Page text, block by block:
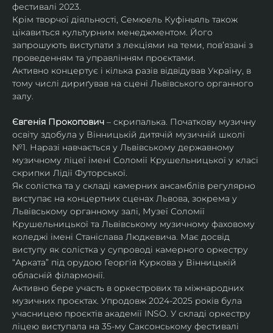
фестивалі 2023.
Крім творчої діяльності, Семюель Куфіньяль також
цікавиться культурним менеджментом. Його
запрошують виступати з лекціями на теми, пов’язані з
проведенням та управлінням проєктами.
Активно концертує і кілька разів відвідував Україну, в
тому числі дириґував на сцені Львівського органного
залу.
Євгенія Прокопович – скрипалька. Початкову музичну
освіту здобула у Вінницькій дитячій музичній школі
№1. Наразі навчається у Львівському державному
музичному ліцеї імені Соломії Крушельницької у класі
скрипки Лідії Футорської.
Як солістка та у складі камерних ансамблів регулярно
виступає на концертних сценах Львова, зокрема у
Львівському органному залі, Музеї Соломії
Крушельницької та Львівському музичному фаховому
коледжі імені Станіслава Людкевича. Має досвід
виступу як солістка у супроводі камерного оркестру
“Арката” під орудою Георгія Куркова у Вінницькій
обласній філармонії.
Активно бере участь в оркестрових та міжнародних
музичних проєктах. Упродовж 2024-2025 років була
учасницею проєктів академії INSO. У складі оркестру
ліцею виступала на 35-му Саксонському фестивалі